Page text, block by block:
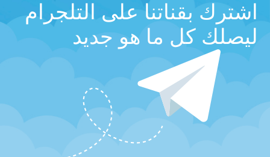
اشترك بقناتنا على التلجرام
ليصلك كل ما هو جديد